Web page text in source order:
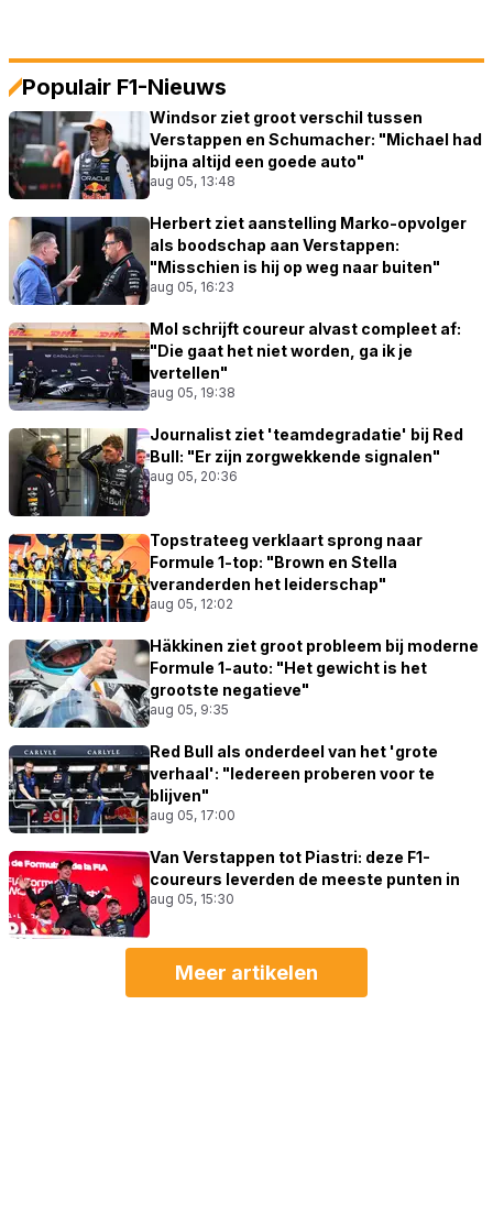
Populair F1-Nieuws
Windsor ziet groot verschil tussen
Verstappen en Schumacher: "Michael had
bijna altijd een goede auto"
aug 05, 13:48
Herbert ziet aanstelling Marko-opvolger
als boodschap aan Verstappen:
"Misschien is hij op weg naar buiten"
aug 05, 16:23
Mol schrijft coureur alvast compleet af:
"Die gaat het niet worden, ga ik je
vertellen"
aug 05, 19:38
Journalist ziet 'teamdegradatie' bij Red
Bull: "Er zijn zorgwekkende signalen"
aug 05, 20:36
Topstrateeg verklaart sprong naar
Formule 1-top: "Brown en Stella
veranderden het leiderschap"
aug 05, 12:02
Häkkinen ziet groot probleem bij moderne
Formule 1-auto: "Het gewicht is het
grootste negatieve"
aug 05, 9:35
Red Bull als onderdeel van het 'grote
verhaal': "Iedereen proberen voor te
blijven"
aug 05, 17:00
Van Verstappen tot Piastri: deze F1-
coureurs leverden de meeste punten in
aug 05, 15:30
Meer artikelen